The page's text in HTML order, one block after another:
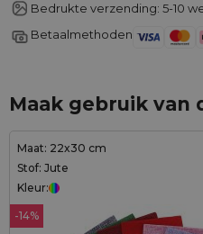
Bedrukte verzending: 5-10
Betaalmethoden
Maak gebruik van
Maat: 22x30 cm
Stof: Jute
Kleur:
-14%